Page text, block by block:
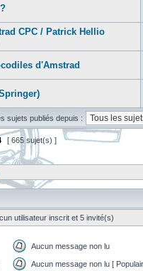
CPC / Patrick Hellio
d'Amstrad
sujets publiés depuis :
[ 665 sujet(s) ]
utilisateur inscrit et 5 invité(s)
Aucun message non lu
Aucun message non lu [